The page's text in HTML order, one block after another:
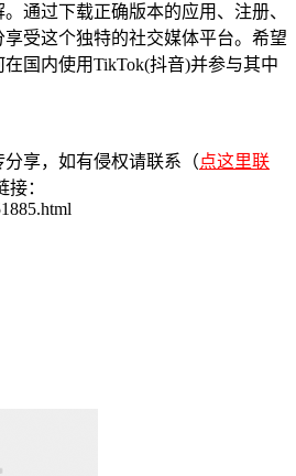
通过下载正确版本的应用、注册、
受这个独特的社交媒体平台。希望
国内使用TikTok(抖音)并参与其中
享，如有侵权请联系（点这里联
：